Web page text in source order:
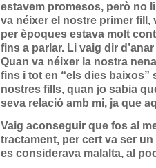
estavem promesos, però no
va néixer el nostre primer fill,
per èpoques estava molt
fins a parlar. Li vaig dir
Quan va néixer la nostra
fins i tot en “els dies
nostres fills, quan jo sabia
seva relació amb mi, ja que
Vaig aconseguir que fos al
tractament, per cert va ser
es considerava malalta, al